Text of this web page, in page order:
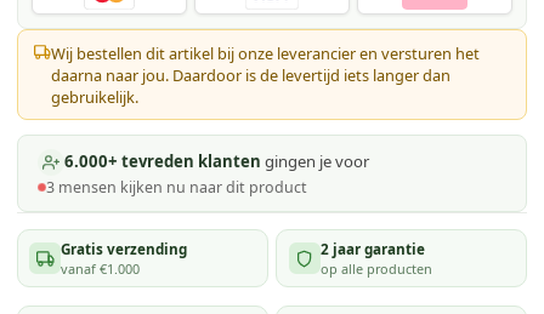
Wij bestellen dit artikel bij onze leverancier en versturen het
daarna naar jou. Daardoor is de levertijd iets langer dan
gebruikelijk.
6.000+ tevreden klanten gingen je voor
3 mensen kijken nu naar dit product
Gratis verzending
vanaf €1.000
2 jaar garantie
op alle producten